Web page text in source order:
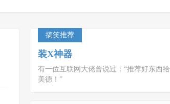
搞笑推荐
装X神器
有一位互联网大佬曾说过：“推荐好东西
美德！”